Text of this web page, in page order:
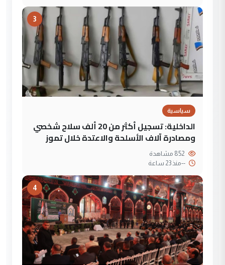
3
سياسية
الداخلية: تسجيل أكثر من 20 ألف سلاح شخصي
ومصادرة آلاف الأسلحة والاعتدة خلال تموز
--منذ 23 ساعة
4